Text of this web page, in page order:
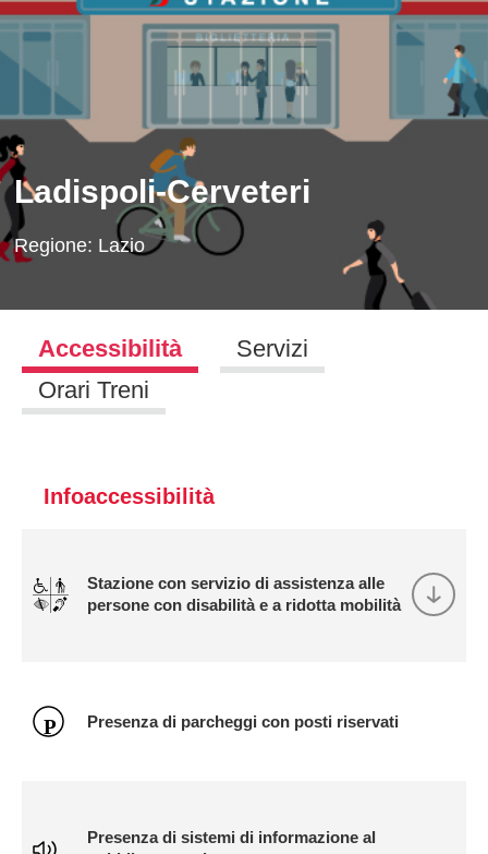
Ladispoli-Cerveteri
Regione: Lazio
Accessibilità
Servizi
Orari Treni
Infoaccessibilità
Stazione con servizio di assistenza alle
persone con disabilità e a ridotta mobilità
Presenza di parcheggi con posti riservati
Presenza di sistemi di informazione al